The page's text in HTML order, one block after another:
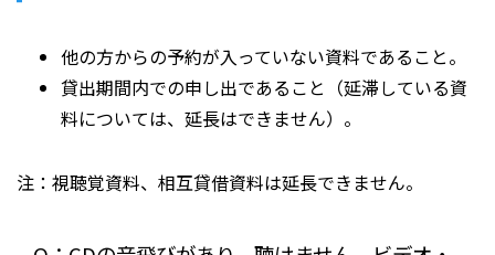
他の方からの予約が入っていない資料であること。
貸出期間内での申し出であること（延滞している資
料については、延長はできません）。
注：視聴覚資料、相互貸借資料は延長できません。